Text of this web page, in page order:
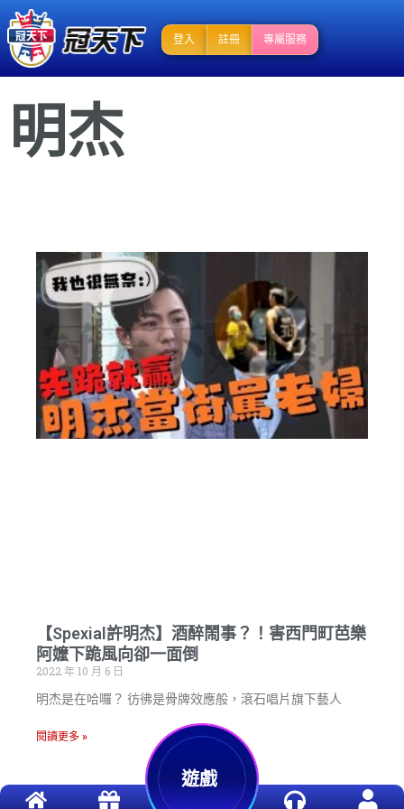
登入 註冊 專屬服務
明杰
【Spexial許明杰】酒醉鬧事？！害西門町芭樂
阿嬤下跪風向卻一面倒
2022 年 10 月 6 日
明杰是在哈囉？ 彷彿是骨牌效應般，滾石唱片旗下藝人
閱讀更多 »
遊戲